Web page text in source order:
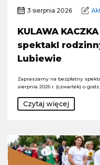
3 sierpnia 2026
KULAWA
spektakl
Lubiewie
Zapraszamy na bezpłatny
sierpnia 2026 r. (czwartek) o godz.
Czytaj więcej